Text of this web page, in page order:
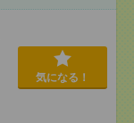
気になる！